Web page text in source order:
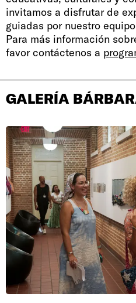
invitamos a disfrutar de
guiadas por nuestro
Para más información
favor contáctenos a
GALERÍA